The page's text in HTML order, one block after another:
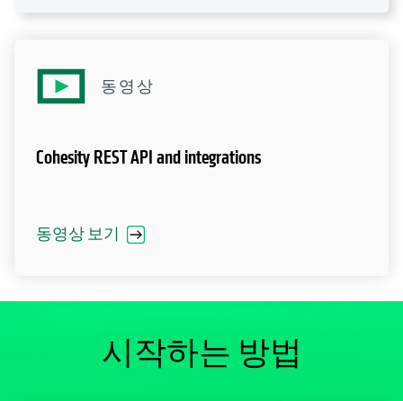
시작하는 방법